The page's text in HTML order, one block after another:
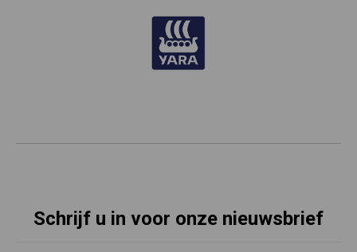
Schrijf u in voor onze nieuwsbrief